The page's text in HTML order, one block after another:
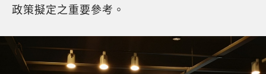
政策擬定之重要參考。